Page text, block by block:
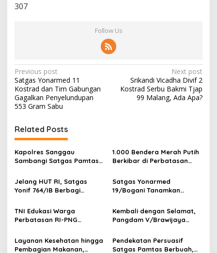
307
Follow Us
P
o
s
t
n
a
v
i
g
a
t
i
o
n
Previous post
Satgas Yonarmed 11
Kostrad dan Tim Gabungan
Gagalkan Penyelundupan
553 Gram Sabu
Next post
Srikandi Vicadha Divif 2
Kostrad Serbu Bakmi Tjap
99 Malang, Ada Apa?
Related Posts
Kapolres Sanggau
Sambangi Satgas Pamtas
Perkuat Soliditas TNI-Polri
di Perbatasan
1.000 Bendera Merah Putih
Berkibar di Perbatasan
Jelang HUT RI, Satgas
Yonif 764/IB Berbagi
Satgas Yonarmed
19/Bogani Tanamkan
Perbatasan
TNI Edukasi Warga
Perbatasan RI-PNG
Perkuat Kesadaran Cegah
Penyakit
Kembali dengan Selamat,
Pangdam V/Brawijaya
Satgas Yonif 521/DY di
Perbatasan RI-PNG
Layanan Kesehatan hingga
Pembagian Makanan,
Pendekatan Persuasif
Satgas Pamtas Berbuah,